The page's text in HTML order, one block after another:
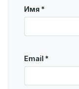
Имя *
Email *